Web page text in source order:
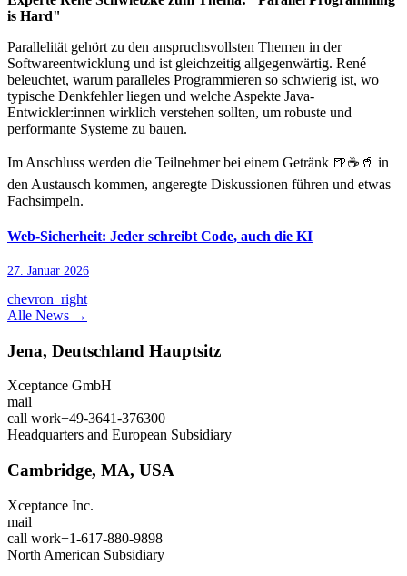
is Hard"
Parallelität gehört zu den anspruchsvollsten Themen in der
Softwareentwicklung und ist gleichzeitig allgegenwärtig. René
beleuchtet, warum paralleles Programmieren so schwierig ist, wo
typische Denkfehler liegen und welche Aspekte Java-
Entwickler:innen wirklich verstehen sollten, um robuste und
performante Systeme zu bauen.
Im Anschluss werden die Teilnehmer bei einem Getränk 🍺☕🥤 in
den Austausch kommen, angeregte Diskussionen führen und etwas
Fachsimpeln.
Web-Sicherheit: Jeder schreibt Code, auch die KI
27. Januar 2026
chevron_right
Alle News →
Jena, Deutschland Hauptsitz
Xceptance GmbH
mail
call work+49-3641-376300
Headquarters and European Subsidiary
Cambridge, MA, USA
Xceptance Inc.
mail
call work+1-617-880-9898
North American Subsidiary